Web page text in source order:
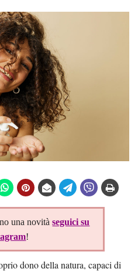
una novitàseguici su
!
dono della natura, capaci di